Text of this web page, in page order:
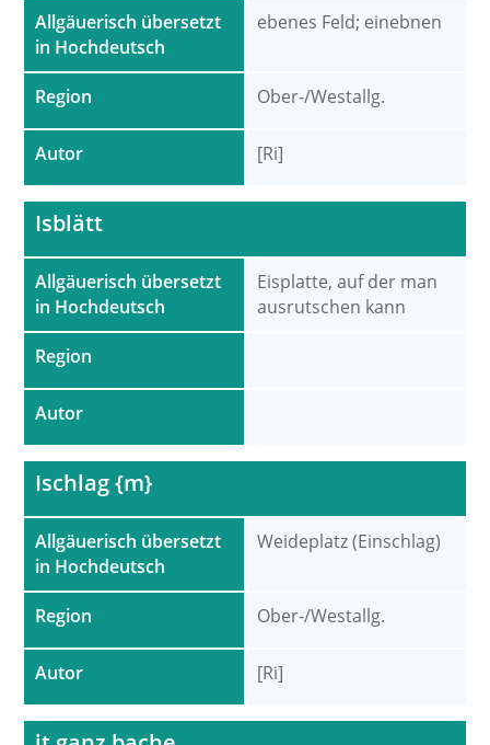
Allgäuerisch übersetzt
in Hochdeutsch
Region
Autor
ebenes Feld; einebnen
Ober-/Westallg.
[Ri]
Allgäuerisch übersetzt
in Hochdeutsch
Region
Autor
Isblätt
Eisplatte, auf der man
ausrutschen kann
Allgäuerisch übersetzt
in Hochdeutsch
Region
Autor
Ischlag {m}
Weideplatz (Einschlag)
Ober-/Westallg.
[Ri]